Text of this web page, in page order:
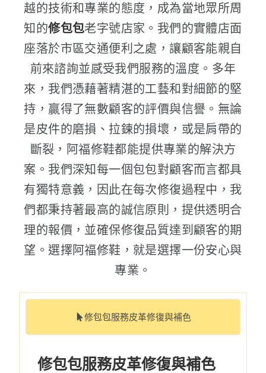
越的技術和專業的態度，成為當地眾所周
知的修包包老字號店家。我們的實體店面
座落於市區交通便利之處，讓顧客能親自
前來諮詢並感受我們服務的溫度。多年
來，我們憑藉著精湛的工藝和對細節的堅
持，贏得了無數顧客的評價與信譽。無論
是皮件的磨損、拉鍊的損壞，或是肩帶的
斷裂，阿福修鞋都能提供專業的解決方
案。我們深知每一個包包對顧客而言都具
有獨特意義，因此在每次修復過程中，我
們都秉持著最高的誠信原則，提供透明合
理的報價，並確保修復品質達到顧客的期
望。選擇阿福修鞋，就是選擇一份安心與
專業。
修包包服務皮革修復與補色
修包包服務皮革修復與補色